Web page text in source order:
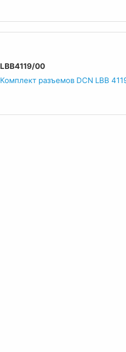
LBB4119/00
Комплект разъемов DCN LBB